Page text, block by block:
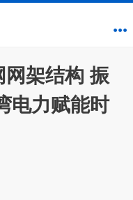
架结构 振
电力赋能时